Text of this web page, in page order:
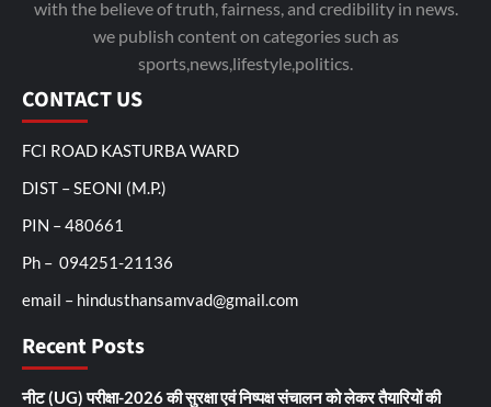
with the believe of truth, fairness, and credibility in news.
we publish content on categories such as
sports,news,lifestyle,politics.
CONTACT US
FCI ROAD KASTURBA WARD
DIST – SEONI (M.P.)
PIN – 480661
Ph – 094251-21136
email – hindusthansamvad@gmail.com
Recent Posts
नीट (UG) परीक्षा-2026 की सुरक्षा एवं निष्पक्ष संचालन को लेकर तैयारियों की